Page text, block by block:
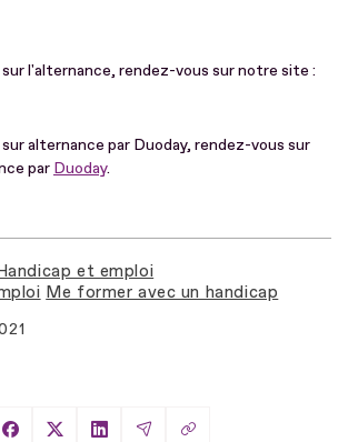
sur l'alternance, rendez-vous sur notre site :
alternance par Duoday, rendez-vous sur
par Duoday.
et emploi
Me former avec un handicap
Copier le lien